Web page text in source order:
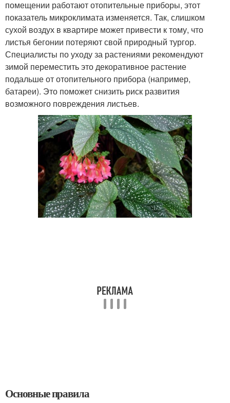
помещении работают отопительные приборы, этот
показатель микроклимата изменяется. Так, слишком
сухой воздух в квартире может привести к тому, что
листья бегонии потеряют свой природный тургор.
Специалисты по уходу за растениями рекомендуют
зимой переместить это декоративное растение
подальше от отопительного прибора (например,
батареи). Это поможет снизить риск развития
возможного повреждения листьев.
Основные правила